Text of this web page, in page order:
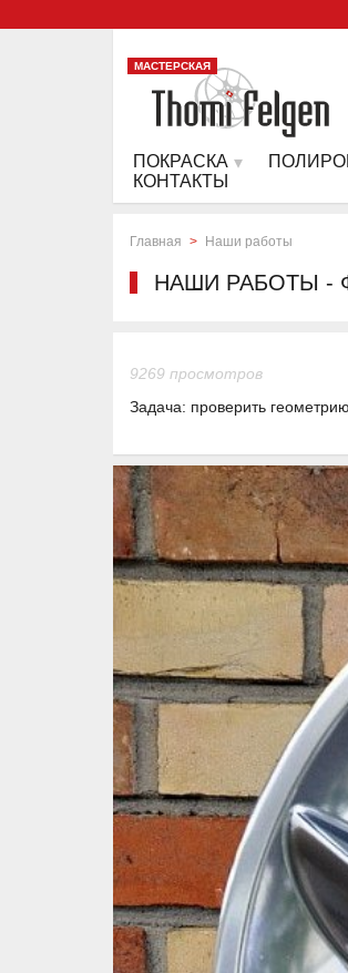
МАСТЕРСКАЯ
ПОКРАСКА
КОНТАКТЫ
Главная > Наши работы
НАШИ РАБОТЫ -
9269 просмотров
Задача: проверить